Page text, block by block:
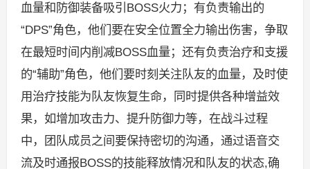
血量和防御装备吸引BOSS火力；有负责输出的
“DPS”角色，他们要在安全位置全力输出伤害，争取
在最短时间内削减BOSS血量；还有负责治疗和支援
的“辅助”角色，他们要时刻关注队友的血量，及时使
用治疗技能为队友恢复生命，同时提供各种增益效
果，如增加攻击力、提升防御力等，在战斗过程
中，团队成员之间要保持密切的沟通，通过语音交
流及时通报BOSS的技能释放情况和队友的状态,确